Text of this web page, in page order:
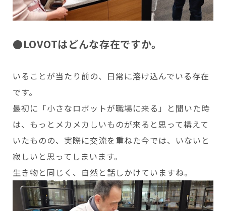
●LOVOTはどんな存在ですか。
いることが当たり前の、日常に溶け込んでいる存在
です。
最初に「小さなロボットが職場に来る」と聞いた時
は、もっとメカメカしいものが来ると思って構えて
いたものの、実際に交流を重ねた今では、いないと
寂しいと思ってしまいます。
生き物と同じく、自然と話しかけていますね。